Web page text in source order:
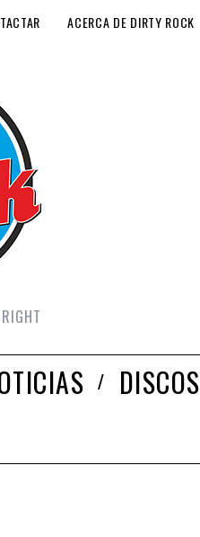
ACERCA DE DIRTY ROCK
DISCOS